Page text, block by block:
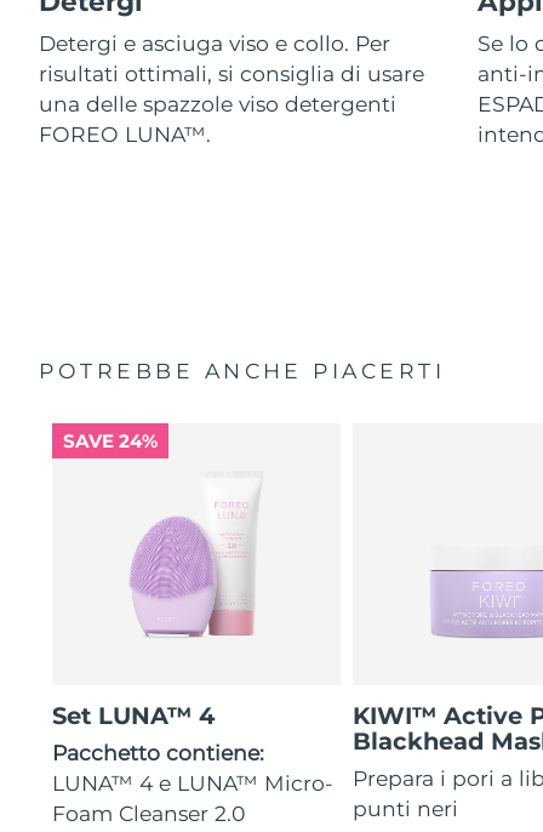
Detergi e asciuga viso e collo. Per
risultati ottimali, si consiglia di usare
una delle spazzole viso detergenti
FOREO LUNA™.
Se lo
anti-
POTREBBE ANCHE PIACERTI
SAVE 24%
Set LUNA™ 4
Pacchetto contiene:
LUNA™ 4 e LUNA™ Micro-
Foam Cleanser 2.0
KIWI™ Active
Blackhead
Prepara i pori a
punti neri